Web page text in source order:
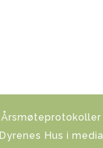
Årsmøteprotokoller
Dyrenes Hus i media